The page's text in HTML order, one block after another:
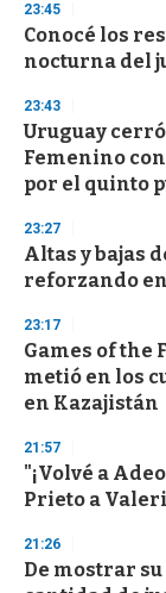
d
s
o
f
3
s
e
c
o
d
s
23:45
Conocé los
nocturna del
23:43
Uruguay
Femenino
por el quinto
23:27
Altas y bajas
reforzando
23:17
Games of the
metió en los
en Kazajistán
21:57
"¡Volvé a
Prieto a
21:26
De mostrar